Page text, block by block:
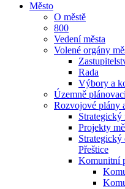
Město
O městě
800
Vedení města
Volené orgány
Rada
Výbory a
Územně
Rozvojové plány
Strategický
Projekty
Strategický
Přeštice
Komunitní